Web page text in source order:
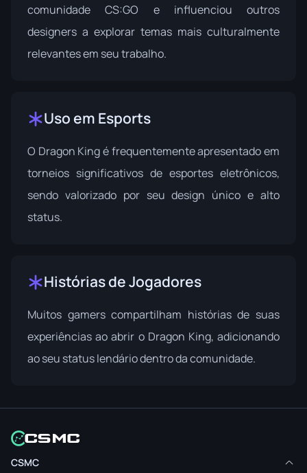
comunidade CS:GO e influenciou outros
designers a explorar temas mais culturalmente
relevantes em seu trabalho.
Uso em Esports
O Dragon King é frequentemente apresentado em
torneios significativos de esportes eletrônicos,
sendo valorizado por seu design único e alto
status.
Histórias de Jogadores
Muitos gamers compartilham histórias de suas
experiências ao abrir o Dragon King, adicionando
ao seu status lendário dentro da comunidade.
CSMC